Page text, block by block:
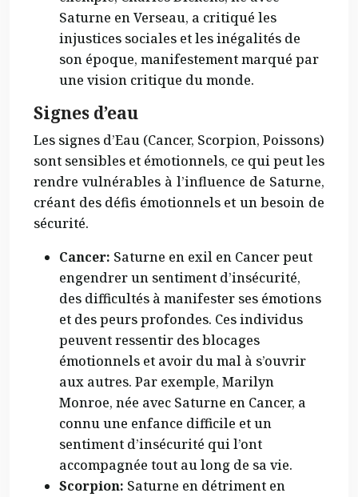
Saturne en Verseau, a critiqué les
injustices sociales et les inégalités de
son époque, manifestement marqué par
une vision critique du monde.
Signes d’eau
Les signes d’Eau (Cancer, Scorpion, Poissons)
sont sensibles et émotionnels, ce qui peut les
rendre vulnérables à l’influence de Saturne,
créant des défis émotionnels et un besoin de
sécurité.
Cancer: Saturne en exil en Cancer peut
engendrer un sentiment d’insécurité,
des difficultés à manifester ses émotions
et des peurs profondes. Ces individus
peuvent ressentir des blocages
émotionnels et avoir du mal à s’ouvrir
aux autres. Par exemple, Marilyn
Monroe, née avec Saturne en Cancer, a
connu une enfance difficile et un
sentiment d’insécurité qui l’ont
accompagnée tout au long de sa vie.
Scorpion: Saturne en détriment en